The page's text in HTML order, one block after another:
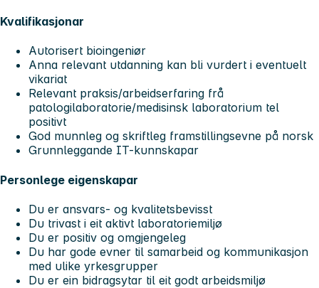
Kvalifikasjonar
Autorisert bioingeniør
Anna relevant utdanning kan bli vurdert i eventuelt
vikariat
Relevant praksis/arbeidserfaring frå
patologilaboratorie/medisinsk laboratorium tel
positivt
God munnleg og skriftleg framstillingsevne på norsk
Grunnleggande IT-kunnskapar
Personlege eigenskapar
Du er ansvars- og kvalitetsbevisst
Du trivast i eit aktivt laboratoriemiljø
Du er positiv og omgjengeleg
Du har gode evner til samarbeid og kommunikasjon
med ulike yrkesgrupper
Du er ein bidragsytar til eit godt arbeidsmiljø